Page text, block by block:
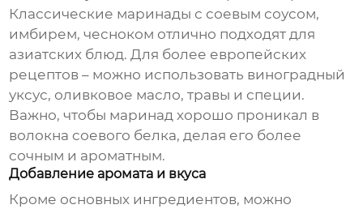
Классические маринады с соевым соусом,
имбирем, чесноком отлично подходят для
азиатских блюд. Для более европейских
рецептов – можно использовать виноградный
уксус, оливковое масло, травы и специи.
Важно, чтобы маринад хорошо проникал в
волокна соевого белка, делая его более
сочным и ароматным.
Добавление аромата и вкуса
Кроме основных ингредиентов, можно